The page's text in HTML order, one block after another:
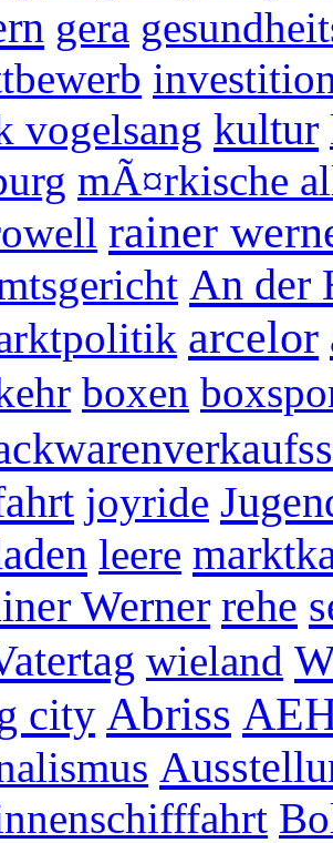
gera
vogelsang kultur
mÃ¤rkische
rainer
An der
arcelor
boxen
joyride
leere
Werner rehe
wieland
city Abriss